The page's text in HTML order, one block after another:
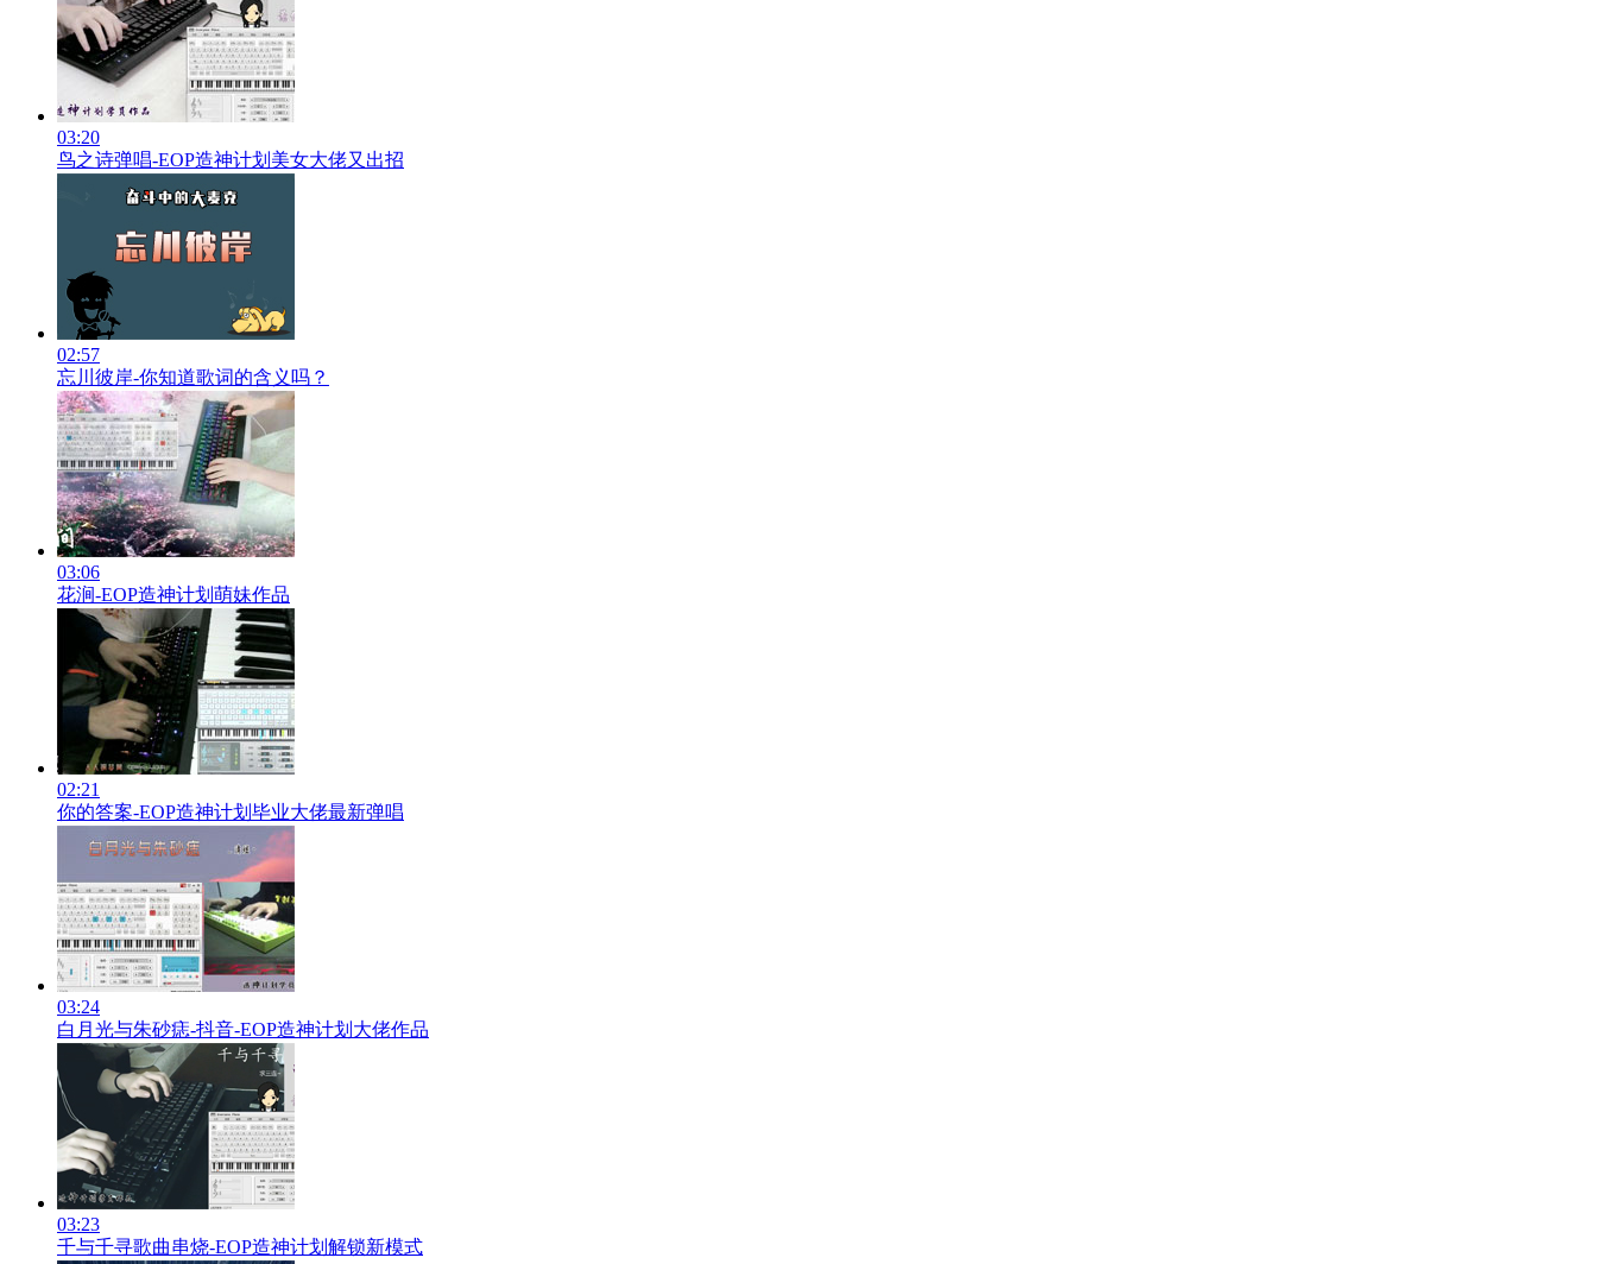
03:20
鸟之诗弹唱-EOP造神计划美女大佬又出招
02:57
忘川彼岸-你知道歌词的含义吗？
03:06
花涧-EOP造神计划萌妹作品
02:21
你的答案-EOP造神计划毕业大佬最新弹唱
03:24
白月光与朱砂痣-抖音-EOP造神计划大佬作品
03:23
千与千寻歌曲串烧-EOP造神计划解锁新模式